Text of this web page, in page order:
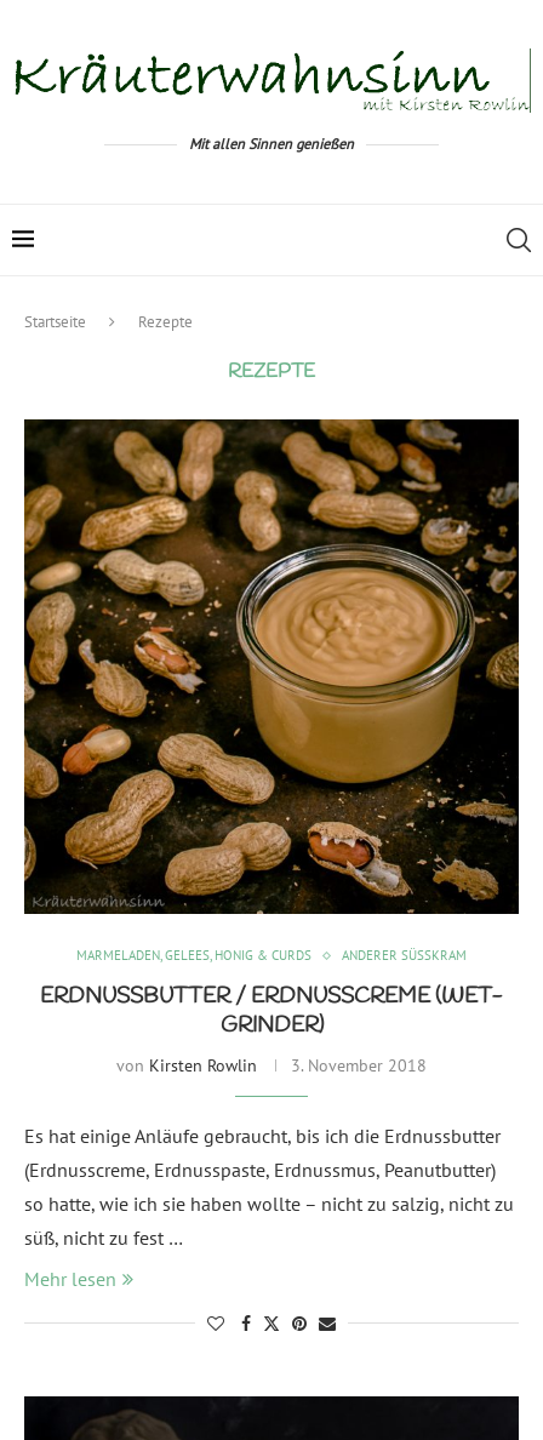
Mit allen Sinnen genießen
Startseite Rezepte
REZEPTE
MARMELADEN, GELEES, HONIG & CURDS ANDERER SÜSSKRAM
ERDNUSSBUTTER / ERDNUSSCREME (WET-
GRINDER)
von Kirsten Rowlin 3. November 2018
Es hat einige Anläufe gebraucht, bis ich die Erdnussbutter
(Erdnusscreme, Erdnusspaste, Erdnussmus, Peanutbutter)
so hatte, wie ich sie haben wollte – nicht zu salzig, nicht zu
süß, nicht zu fest …
Mehr lesen